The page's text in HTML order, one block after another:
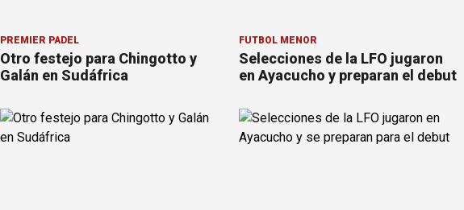
PREMIER PÁDEL
Otro festejo para Chingotto y
Galán en Sudáfrica
FÚTBOL MENOR
Selecciones de la LFO jugaron
en Ayacucho y preparan el debut